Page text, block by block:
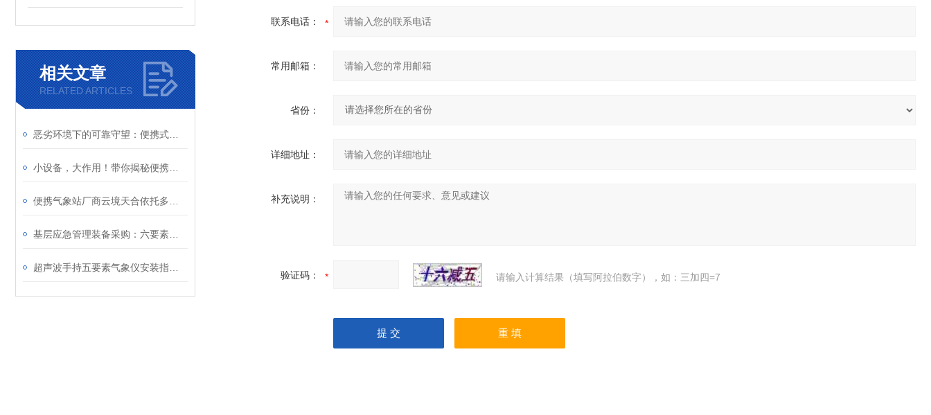
相关文章
RELATED ARTICLES
联系电话：
常用邮箱：
省份：
详细地址：
补充说明：
验证码： 请输入计算结果（填写阿拉伯数字），如：三加四=7